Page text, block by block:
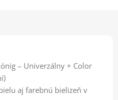
– Univerzálny + Color
aj farebnú bielizeň v